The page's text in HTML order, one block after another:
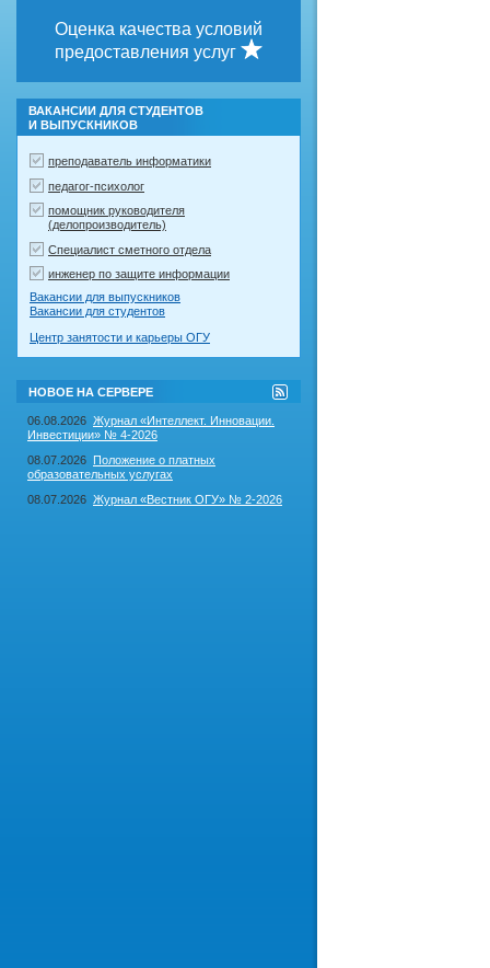
Оценка качества условий
предоставления услуг
ВАКАНСИИ ДЛЯ СТУДЕНТОВ
И ВЫПУСКНИКОВ
преподаватель информатики
педагог-психолог
помощник руководителя
(делопроизводитель)
Специалист сметного отдела
инженер по защите информации
Вакансии для выпускников
Вакансии для студентов
Центр занятости и карьеры ОГУ
НОВОЕ НА СЕРВЕРЕ
RSS-
лента
на
06.08.2026 Журнал «Интеллект. Инновации.
Инвестиции» № 4-2026
08.07.2026 Положение о платных
образовательных услугах
08.07.2026 Журнал «Вестник ОГУ» № 2-2026